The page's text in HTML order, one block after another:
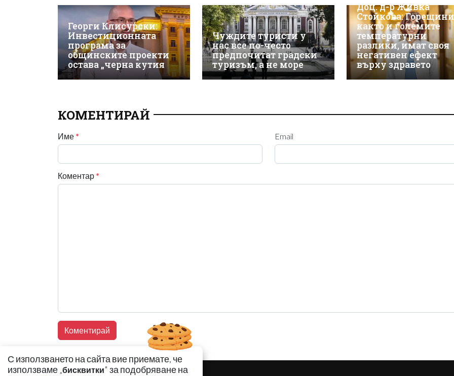
Георги Клисурски:
Инвестиционната
програма за
общинските проекти
остава „черна кутия
Чуждите туристи у
нас все по-често
предпочитат градски
туризъм, а не море
Доц. д-р Живка
Стойкова:
както и големите
температурни
разлики, имат своя
негативен ефект
върху здравето
КОМЕНТИРАЙ
Име * Email
Коментар *
С използването на сайта вие приемате, че
използваме „бисквитки" за подобряване на